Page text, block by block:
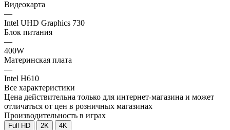
Видеокарта
—
Intel UHD Graphics 730
Блок питания
—
400W
Материнская плата
—
Intel H610
Все характеристики
Цена действительна только для интернет-магазина и может
отличаться от цен в розничных магазинах
Производительность в играх
Full HD 2K 4K